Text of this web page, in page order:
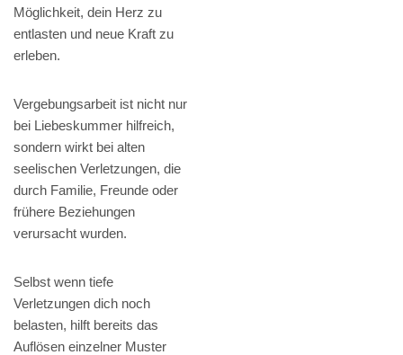
Möglichkeit, dein Herz zu
entlasten und neue Kraft zu
erleben.
Vergebungsarbeit ist nicht nur
bei Liebeskummer hilfreich,
sondern wirkt bei alten
seelischen Verletzungen, die
durch Familie, Freunde oder
frühere Beziehungen
verursacht wurden.
Selbst wenn tiefe
Verletzungen dich noch
belasten, hilft bereits das
Auflösen einzelner Muster